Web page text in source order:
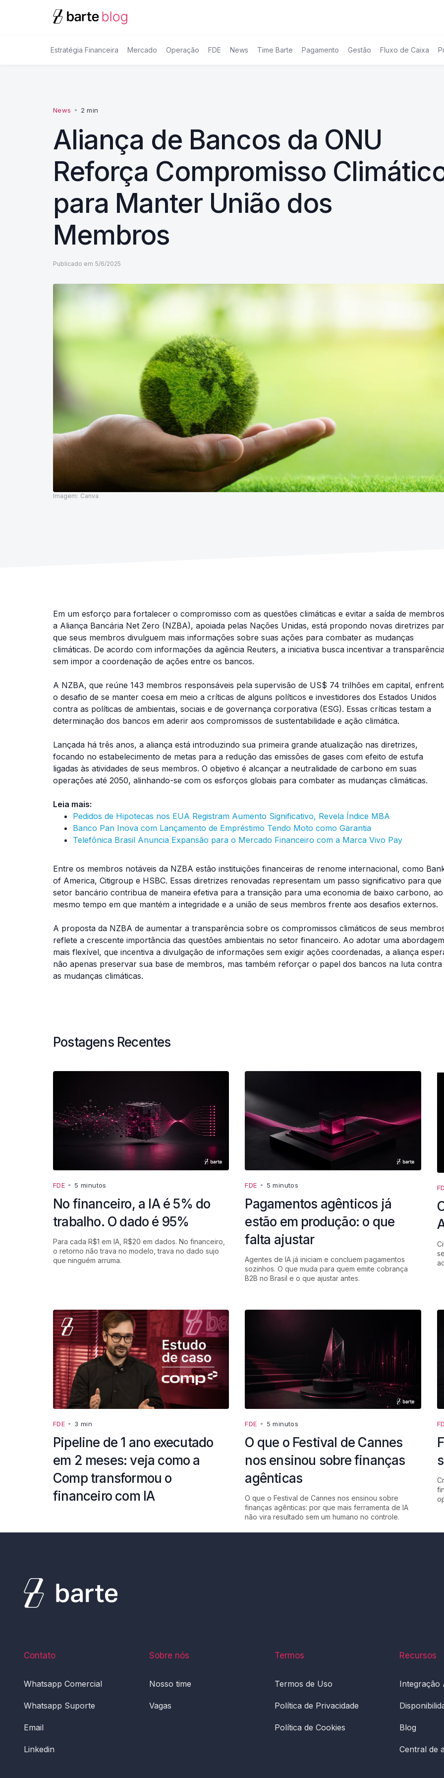
Estratégia Financeira Mercado Operação FDE News Time Barte Pagamento Gestão Fluxo de Caixa
News • 2 min
Aliança de Bancos da ONU
Reforça Compromisso
para Manter União dos
Membros
Publicado em 5/6/2025
Imagem: Canva
Em um esforço para fortalecer o compromisso com as questões climáticas e evitar a saída de
a Aliança Bancária Net Zero (NZBA), apoiada pelas Nações Unidas, está propondo novas diretrizes
que seus membros divulguem mais informações sobre suas ações para combater as mudanças
climáticas. De acordo com informações da agência Reuters, a iniciativa busca incentivar a
sem impor a coordenação de ações entre os bancos.
A NZBA, que reúne 143 membros responsáveis pela supervisão de US$ 74 trilhões em capital,
o desafio de se manter coesa em meio a críticas de alguns políticos e investidores dos Estados Unidos
contra as políticas de ambientais, sociais e de governança corporativa (ESG). Essas críticas testam a
determinação dos bancos em aderir aos compromissos de sustentabilidade e ação climática.
Lançada há três anos, a aliança está introduzindo sua primeira grande atualização nas diretrizes,
focando no estabelecimento de metas para a redução das emissões de gases com efeito de estufa
ligadas às atividades de seus membros. O objetivo é alcançar a neutralidade de carbono em suas
operações até 2050, alinhando-se com os esforços globais para combater as mudanças climáticas.
Leia mais:
Pedidos de Hipotecas nos EUA Registram Aumento Significativo, Revela Índice MBA
Banco Pan Inova com Lançamento de Empréstimo Tendo Moto como Garantia
Telefônica Brasil Anuncia Expansão para o Mercado Financeiro com a Marca Vivo Pay
Entre os membros notáveis da NZBA estão instituições financeiras de renome internacional, como
of America, Citigroup e HSBC. Essas diretrizes renovadas representam um passo significativo para que
setor bancário contribua de maneira efetiva para a transição para uma economia de baixo carbono, ao
mesmo tempo em que mantém a integridade e a união de seus membros frente aos desafios externos.
A proposta da NZBA de aumentar a transparência sobre os compromissos climáticos de seus
reflete a crescente importância das questões ambientais no setor financeiro. Ao adotar uma abordagem
mais flexível, que incentiva a divulgação de informações sem exigir ações coordenadas, a aliança
não apenas preservar sua base de membros, mas também reforçar o papel dos bancos na luta contra
as mudanças climáticas.
Postagens Recentes
FDE • 5 minutos
No financeiro, a IA é 5% do
trabalho. O dado é 95%
Para cada R$1 em IA, R$20 em dados. No financeiro,
o retorno não trava no modelo, trava no dado sujo
que ninguém arruma.
FDE • 5 minutos
Pagamentos agênticos já
estão em produção: o que
falta ajustar
Agentes de IA já iniciam e concluem pagamentos
sozinhos. O que muda para quem emite cobrança
B2B no Brasil e o que ajustar antes.
FDE • 3 min
Pipeline de 1 ano executado
em 2 meses: veja como a
Comp transformou o
financeiro com IA
FDE • 5 minutos
O que o Festival de Cannes
nos ensinou sobre finanças
agênticas
O que o Festival de Cannes nos ensinou sobre
finanças agênticas: por que mais ferramenta de IA
não vira resultado sem um humano no controle.
Contato
Whatsapp Comercial
Whatsapp Suporte
Email
Linkedin
Sobre nós
Nosso time
Vagas
Termos
Termos de Uso
Política de Privacidade
Política de Cookies
Recursos
Integração
Blog
Central de